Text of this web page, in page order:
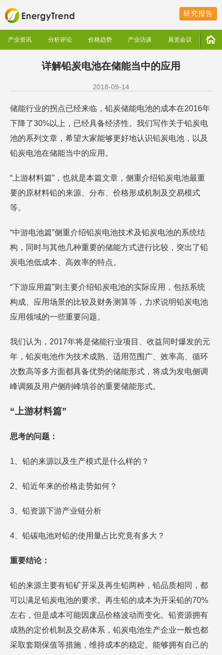
研究报告
产业资讯 分析评论 价格趋势 产业访谈 展览会议
详解铅炭电池在储能当中的应用
2018-09-14
储能行业的拐点已经来临，铅炭储能电池的成本在2016年
下降了30%以上，已经具备经济性。我们写作关于铅炭电
池的系列文章，希望大家能够更好地认识铅炭电池，以及
铅炭电池在储能当中的应用。
“上游材料篇”，也就是本篇文章，侧重介绍铅炭电池最重
要的原材料铅的来源、分布、价格形成机制及交易模式
等。
“中游电池篇”侧重介绍铅炭电池技术及铅炭电池的系统结
构，同时与其他几种重要的储能方式进行比较，突出了铅
炭电池低成本、高效率的特点。
“下游应用篇”则主要介绍铅炭电池的实际应用，包括系统
构成、应用场景的比较及财务测算等，力求说明铅炭电池
应用领域的一些重要问题。
我们认为，2017年将是储能行业项目、收益同时爆发的元
年，铅炭电池作为技术成熟、适用范围广、效率高、循环
次数高等多方面都具备优势的储能形式，将成为发电侧调
峰调频及用户侧削峰填谷的重要储能形式。
“上游材料篇”
思考的问题：
1、铅的来源以及生产模式是什么样的？
2、铅近年来的价格走势如何？
3、铅资源下游产业链分析
4、铅碳电池对铅的使用量占比究竟有多大？
重要结论：
铅的来源主要有铅矿开采及再生铅两种，铅品质相同，都
可以满足铅炭电池的要求。再生铅的成本为开采铅的70%
左右，但是成本可能因废品价格波动而变化。铅资源拥有
成熟的定价机制及交易体系，铅炭电池生产企业一般也都
采取套期保值等措施，维持成本的稳定。能够拥有自己的